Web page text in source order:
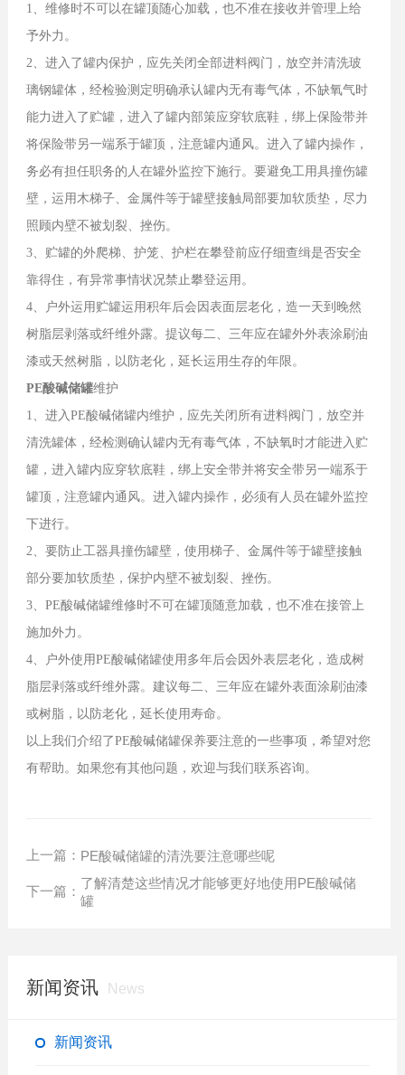
1、维修时不可以在罐顶随心加载，也不准在接收并管理上给
予外力。
2、进入了罐内保护，应先关闭全部进料阀门，放空并清洗玻
璃钢罐体，经检验测定明确承认罐内无有毒气体，不缺氧气时
能力进入了贮罐，进入了罐内部策应穿软底鞋，绑上保险带并
将保险带另一端系于罐顶，注意罐内通风。进入了罐内操作，
务必有担任职务的人在罐外监控下施行。要避免工用具撞伤罐
壁，运用木梯子、金属件等于罐壁接触局部要加软质垫，尽力
照顾内壁不被划裂、挫伤。
3、贮罐的外爬梯、护笼、护栏在攀登前应仔细查缉是否安全
靠得住，有异常事情状况禁止攀登运用。
4、户外运用贮罐运用积年后会因表面层老化，造一天到晚然
树脂层剥落或纤维外露。提议每二、三年应在罐外外表涂刷油
漆或天然树脂，以防老化，延长运用生存的年限。
PE酸碱储罐维护
1、进入PE酸碱储罐内维护，应先关闭所有进料阀门，放空并
清洗罐体，经检测确认罐内无有毒气体，不缺氧时才能进入贮
罐，进入罐内应穿软底鞋，绑上安全带并将安全带另一端系于
罐顶，注意罐内通风。进入罐内操作，必须有人员在罐外监控
下进行。
2、要防止工器具撞伤罐壁，使用梯子、金属件等于罐壁接触
部分要加软质垫，保护内壁不被划裂、挫伤。
3、PE酸碱储罐维修时不可在罐顶随意加载，也不准在接管上
施加外力。
4、户外使用PE酸碱储罐使用多年后会因外表层老化，造成树
脂层剥落或纤维外露。建议每二、三年应在罐外表面涂刷油漆
或树脂，以防老化，延长使用寿命。
以上我们介绍了PE酸碱储罐保养要注意的一些事项，希望对您
有帮助。如果您有其他问题，欢迎与我们联系咨询。
上一篇： PE酸碱储罐的清洗要注意哪些呢
下一篇：
了解清楚这些情况才能够更好地使用PE酸碱储
罐
新闻资讯 News
新闻资讯